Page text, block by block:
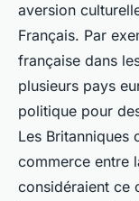
aversion
Français. Par
française dans
plusieurs pays
politique pour
Les Britanniques
commerce entre
considéraient ce